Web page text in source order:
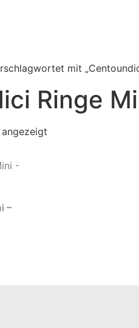
mit
Ringe
–